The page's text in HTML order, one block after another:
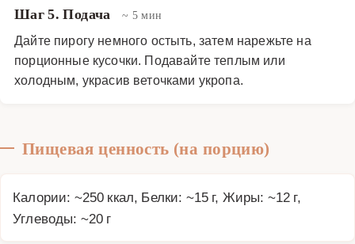
Шаг 5. Подача ~ 5 мин
Дайте пирогу немного остыть, затем нарежьте на
порционные кусочки. Подавайте теплым или
холодным, украсив веточками укропа.
Пищевая ценность (на порцию)
Калории: ~250 ккал, Белки: ~15 г, Жиры: ~12 г,
Углеводы: ~20 г